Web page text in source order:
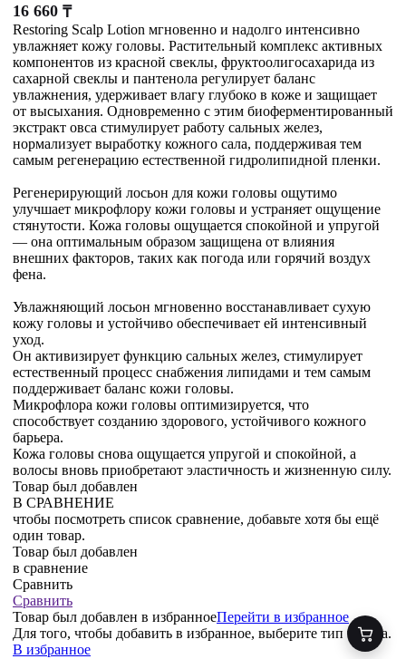
16 660 ₸
Restoring Scalp Lotion мгновенно и надолго интенсивно
увлажняет кожу головы. Растительный комплекс активных
компонентов из красной свеклы, фруктоолигосахарида из
сахарной свеклы и пантенола регулирует баланс
увлажнения, удерживает влагу глубоко в коже и защищает
от высыхания. Одновременно с этим биоферментированный
экстракт овса стимулирует работу сальных желез,
нормализует выработку кожного сала, поддерживая тем
самым регенерацию естественной гидролипидной пленки.
Регенерирующий лосьон для кожи головы ощутимо
улучшает микрофлору кожи головы и устраняет ощущение
стянутости. Кожа головы ощущается спокойной и упругой
— она оптимальным образом защищена от влияния
внешних факторов, таких как погода или горячий воздух
фена.
Увлажняющий лосьон мгновенно восстанавливает сухую
кожу головы и устойчиво обеспечивает ей интенсивный
уход.
Он активизирует функцию сальных желез, стимулирует
естественный процесс снабжения липидами и тем самым
поддерживает баланс кожи головы.
Микрофлора кожи головы оптимизируется, что
способствует созданию здорового, устойчивого кожного
барьера.
Кожа головы снова ощущается упругой и спокойной, а
волосы вновь приобретают эластичность и жизненную силу.
Товар был добавлен
В СРАВНЕНИЕ
чтобы посмотреть список сравнение, добавьте хотя бы ещё
один товар.
Товар был добавлен
в сравнение
Сравнить
Сравнить
Товар был добавлен в избранноеПерейти в избранное
Для того, чтобы добавить в избранное, выберите тип товара.
В избранное